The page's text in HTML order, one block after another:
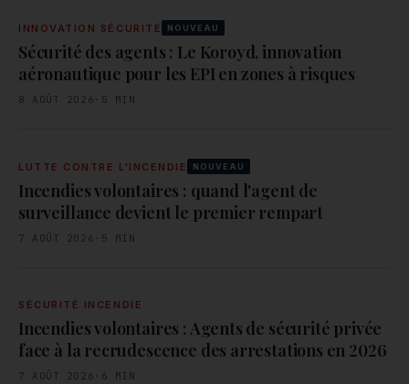
INNOVATION SÉCURITÉ NOUVEAU
Sécurité des agents : Le Koroyd, innovation
aéronautique pour les EPI en zones à risques
8 AOÛT 2026 · 5 MIN
LUTTE CONTRE L'INCENDIE NOUVEAU
Incendies volontaires : quand l'agent de
surveillance devient le premier rempart
7 AOÛT 2026 · 5 MIN
SÉCURITÉ INCENDIE
Incendies volontaires : Agents de sécurité privée
face à la recrudescence des arrestations en 2026
7 AOÛT 2026 · 6 MIN